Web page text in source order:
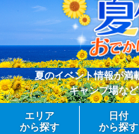
夏のイベント情報が満
キャンプ場な
エリア
から探す
日付
から探す